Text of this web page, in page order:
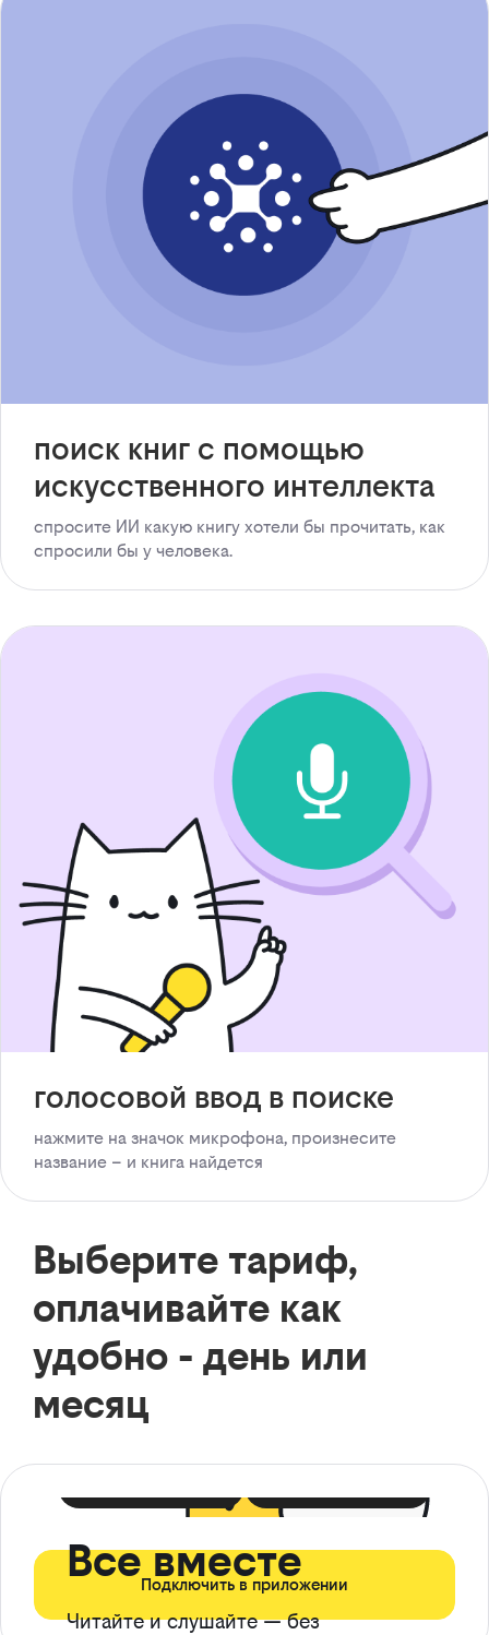
поиск книг с помощью
искусственного интеллекта
спросите ИИ какую книгу хотели бы прочитать, как
спросили бы у человека.
голосовой ввод в поиске
нажмите на значок микрофона, произнесите
название – и книга найдется
Выберите тариф,
оплачивайте как
удобно - день или
месяц
Все вместе
Читайте и слушайте — без
Подключить в приложении